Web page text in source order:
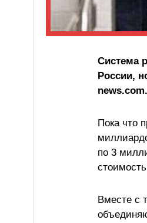
Система
России,
news.com.
Пока что
по 3
Вместе с